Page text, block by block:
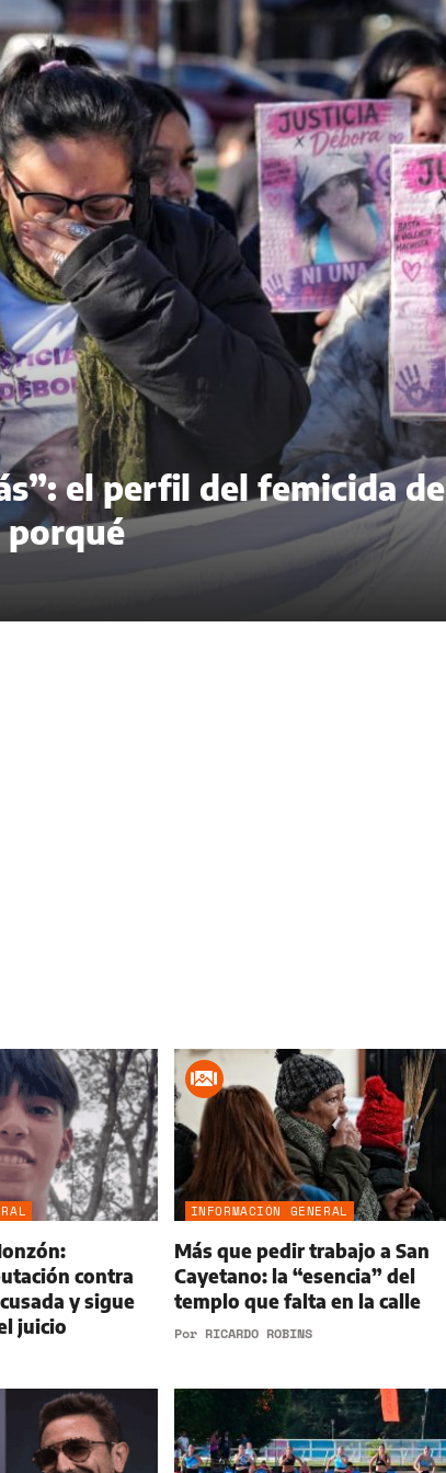
el perfil del femicida de
porqué
contra
y sigue
juicio
INFORMACIÓN GENERAL
Más que pedir trabajo a San
Cayetano: la “esencia” del
templo que falta en la calle
Por RICARDO ROBINS